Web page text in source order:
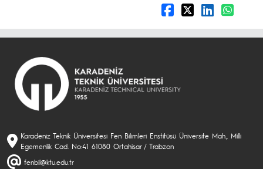
Karadeniz Teknik Üniversitesi Fen Bilimleri Enstitüsü Üniversite Mah., Milli
Egemenlik Cad. No:41 61080 Ortahisar / Trabzon
fenbil@ktu.edu.tr